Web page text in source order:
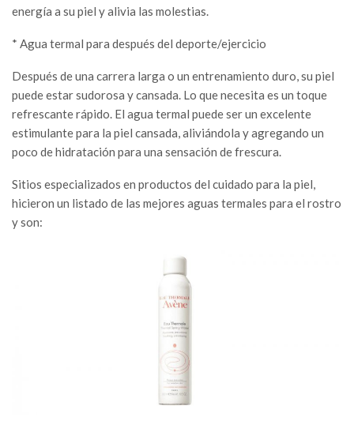
energía a su piel y alivia las molestias.
* Agua termal para después del deporte/ejercicio
Después de una carrera larga o un entrenamiento duro, su piel
puede estar sudorosa y cansada. Lo que necesita es un toque
refrescante rápido. El agua termal puede ser un excelente
estimulante para la piel cansada, aliviándola y agregando un
poco de hidratación para una sensación de frescura.
Sitios especializados en productos del cuidado para la piel,
hicieron un listado de las mejores aguas termales para el rostro
y son: